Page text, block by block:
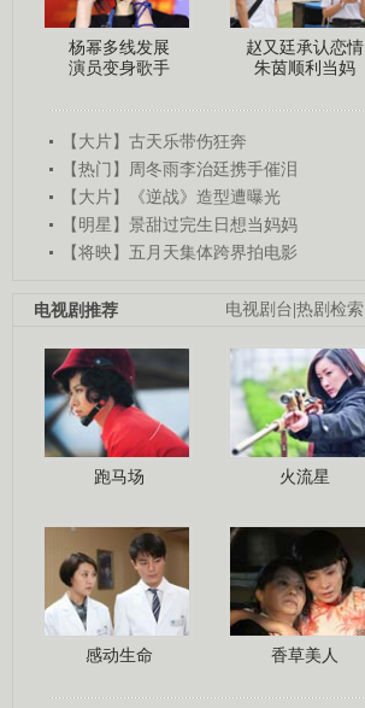
杨幂多线发展
演员变身歌手
赵又廷承认恋情
朱茵顺利当妈
【大片】古天乐带伤狂奔
【热门】周冬雨李治廷携手催泪
【大片】《逆战》造型遭曝光
【明星】景甜过完生日想当妈妈
【将映】五月天集体跨界拍电影
电视剧台 热剧检索
电视剧推荐
跑马场 火流星
感动生命 香草美人